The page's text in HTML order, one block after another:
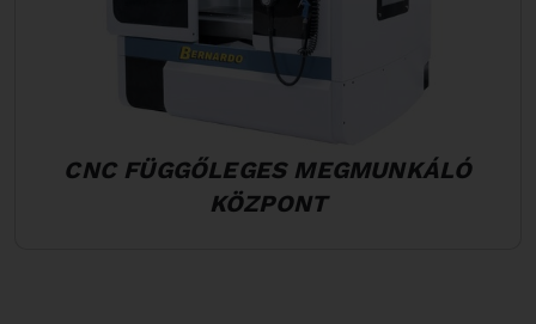
CNC FÜGGŐLEGES MEGMUNKÁLÓ
KÖZPONT